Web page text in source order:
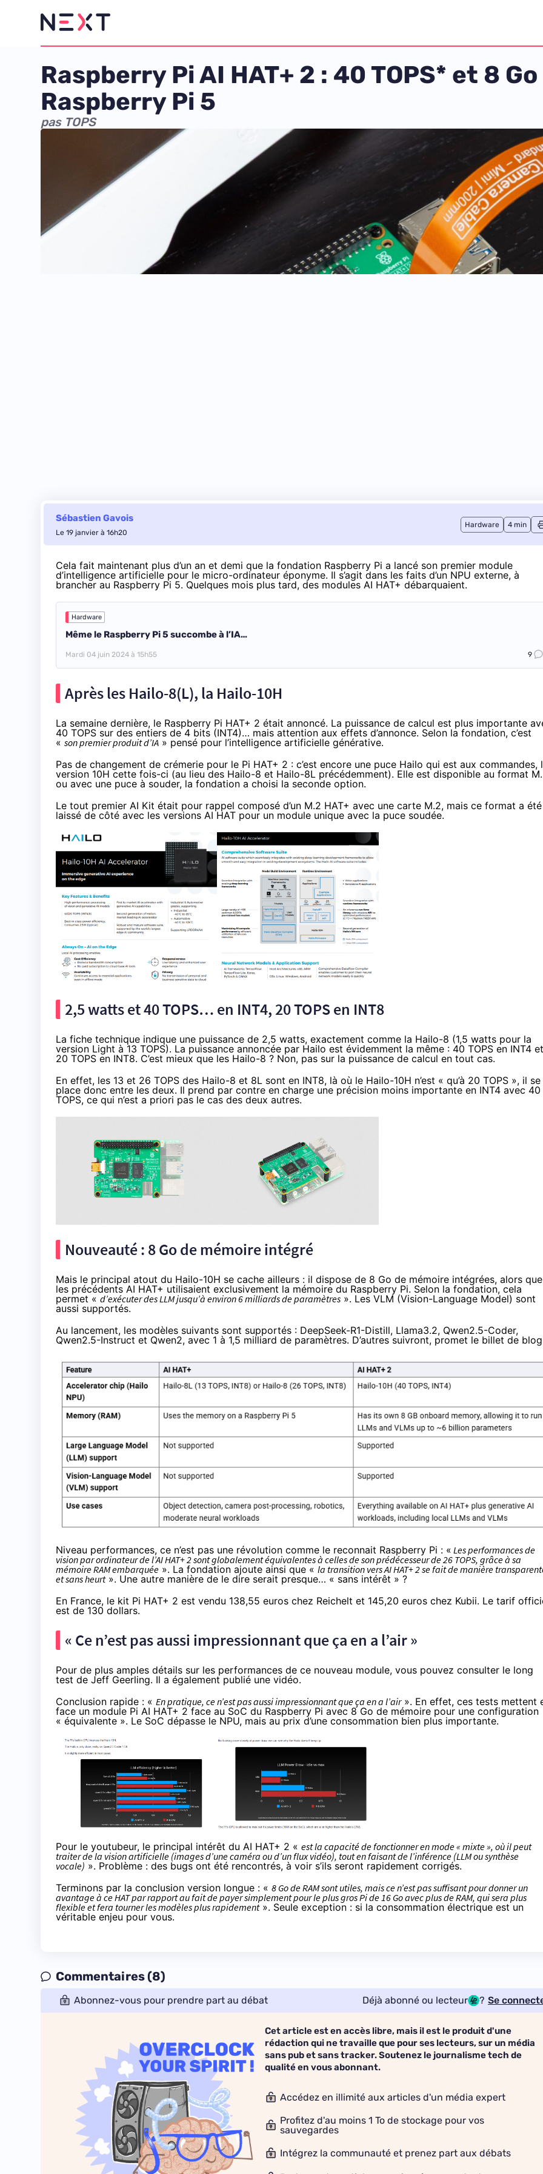
Raspberry Pi AI HAT+ 2 : 40 TOPS* et 8
Raspberry Pi 5
pas TOPS
Sébastien Gavois
Le 19 janvier à 16h20
Hardware 4 min
Cela fait maintenant plus d’un an et demi que la fondation Raspberry Pi a lancé son premier module
d’intelligence artificielle pour le micro-ordinateur éponyme. Il s’agit dans les faits d’un NPU externe, à
brancher au Raspberry Pi 5. Quelques mois plus tard, des modules AI HAT+ débarquaient.
Hardware
Même le Raspberry Pi 5 succombe à l’IA…
Mardi 04 juin 2024 à 15h55 9
Après les Hailo-8(L), la Hailo-10H
La semaine dernière, le Raspberry Pi HAT+ 2 était annoncé. La puissance de calcul est plus importante
40 TOPS sur des entiers de 4 bits (INT4)… mais attention aux effets d’annonce. Selon la fondation, c’est
« son premier produit d’IA » pensé pour l’intelligence artificielle générative.
Pas de changement de crémerie pour le Pi HAT+ 2 : c’est encore une puce Hailo qui est aux commandes,
version 10H cette fois-ci (au lieu des Hailo-8 et Hailo-8L précédemment). Elle est disponible au format
ou avec une puce à souder, la fondation a choisi la seconde option.
Le tout premier AI Kit était pour rappel composé d’un M.2 HAT+ avec une carte M.2, mais ce format a été
laissé de côté avec les versions AI HAT pour un module unique avec la puce soudée.
2,5 watts et 40 TOPS… en INT4, 20 TOPS en INT8
La fiche technique indique une puissance de 2,5 watts, exactement comme la Hailo-8 (1,5 watts pour la
version Light à 13 TOPS). La puissance annoncée par Hailo est évidemment la même : 40 TOPS en INT4 et
20 TOPS en INT8. C’est mieux que les Hailo-8 ? Non, pas sur la puissance de calcul en tout cas.
En effet, les 13 et 26 TOPS des Hailo-8 et 8L sont en INT8, là où le Hailo-10H n’est « qu’à 20 TOPS », il se
place donc entre les deux. Il prend par contre en charge une précision moins importante en INT4 avec 40
TOPS, ce qui n’est a priori pas le cas des deux autres.
Nouveauté : 8 Go de mémoire intégré
Mais le principal atout du Hailo-10H se cache ailleurs : il dispose de 8 Go de mémoire intégrées, alors que
les précédents AI HAT+ utilisaient exclusivement la mémoire du Raspberry Pi. Selon la fondation, cela
permet « d’exécuter des LLM jusqu’à environ 6 milliards de paramètres ». Les VLM (Vision-Language Model) sont
aussi supportés.
Au lancement, les modèles suivants sont supportés : DeepSeek-R1-Distill, Llama3.2, Qwen2.5-Coder,
Qwen2.5-Instruct et Qwen2, avec 1 à 1,5 milliard de paramètres. D’autres suivront, promet le billet de
Niveau performances, ce n’est pas une révolution comme le reconnait Raspberry Pi : « Les performances de
vision par ordinateur de l’AI HAT+ 2 sont globalement équivalentes à celles de son prédécesseur de 26 TOPS, grâce à sa
mémoire RAM embarquée ». La fondation ajoute ainsi que « la transition vers AI HAT+ 2 se fait de manière
et sans heurt». Une autre manière de le dire serait presque… « sans intérêt » ?
En France, le kit Pi HAT+ 2 est vendu 138,55 euros chez Reichelt et 145,20 euros chez Kubii. Le tarif
est de 130 dollars.
« Ce n’est pas aussi impressionnant que ça en a l’air »
Pour de plus amples détails sur les performances de ce nouveau module, vous pouvez consulter le long
test de Jeff Geerling. Il a également publié une vidéo.
Conclusion rapide : « En pratique, ce n’est pas aussi impressionnant que ça en a l’air». En effet, ces tests mettent
face un module Pi AI HAT+ 2 face au SoC du Raspberry Pi avec 8 Go de mémoire pour une configuration
« équivalente ». Le SoC dépasse le NPU, mais au prix d’une consommation bien plus importante.
Pour le youtubeur, le principal intérêt du AI HAT+ 2 « est la capacité de fonctionner en mode « mixte », où il peut
traiter de la vision artificielle (images d’une caméra ou d’un flux vidéo), tout en faisant de l’inférence (LLM ou synthèse
vocale) ». Problème : des bugs ont été rencontrés, à voir s’ils seront rapidement corrigés.
Terminons par la conclusion version longue : « 8 Go de RAM sont utiles, mais ce n’est pas suffisant pour donner un
avantage à ce HAT par rapport au fait de payer simplement pour le plus gros Pi de 16 Go avec plus de RAM, qui sera plus
flexible et fera tourner les modèles plus rapidement». Seule exception : si la consommation électrique est un
véritable enjeu pour vous.
Commentaires (8)
Abonnez-vous pour prendre part au débat Déjà abonné ou lecteur ? Se
Cet article est en accès libre, mais il est le produit d'une
rédaction qui ne travaille que pour ses lecteurs, sur un média
sans pub et sans tracker. Soutenez le journalisme tech de
qualité en vous abonnant.
Accédez en illimité aux articles d'un média expert
Profitez d'au moins 1 To de stockage pour vos
sauvegardes
Intégrez la communauté et prenez part aux débats